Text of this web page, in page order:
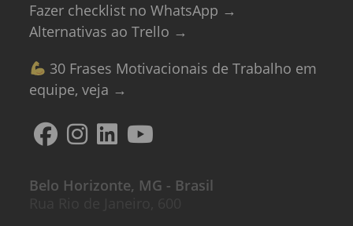
Fazer checklist no WhatsApp →
Alternativas ao Trello →
30 Frases Motivacionais de Trabalho em
equipe, veja →
Belo Horizonte, MG - Brasil